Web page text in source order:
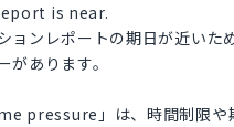
is near.
ョンレポートの期日が近いた
があります。
pressure」は、時間制限や